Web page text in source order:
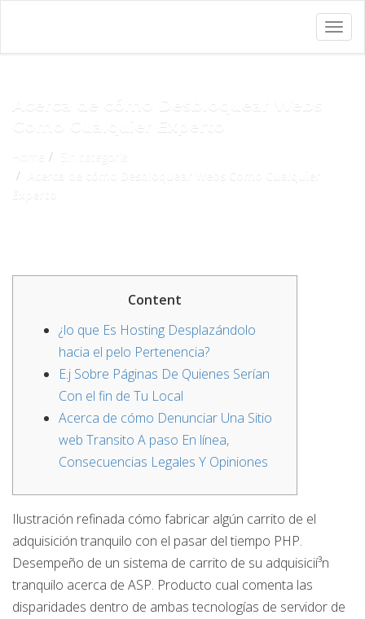
Acerca de cómo Desbloquear Webs
Como Cualquier Experto
Content
¿lo que Es Hosting Desplazándolo
hacia el pelo Pertenencia?
E.j Sobre Páginas De Quienes Serían
Con el fin de Tu Local
Acerca de cómo Denunciar Una Sitio
web Transito A paso En lí­nea,
Consecuencias Legales Y Opiniones
Ilustración refinada cómo fabricar algún carrito de el
adquisición tranquilo con el pasar del tiempo PHP.
Desempeño de un sistema de carrito de su adquisicií³n
tranquilo acerca de ASP. Producto cual comenta las
disparidades dentro de ambas tecnologías de servidor de